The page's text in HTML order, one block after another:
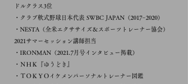
ドルクラス​3位
・クラブ軟式野球日本代表 SWBC JAPAN（2017−2020）
​・NESTA（全米エクササイズ＆スポーツトレーナー協会）
2021サマーセッション講師担当
・IRONMAN（2021.7月号インタビュー掲載）
・ＮＨＫ『ゆうどき』
・ＴＯＫＹＯイケメンパーソナルトレーナー図鑑